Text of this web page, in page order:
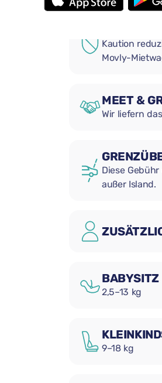
Kaution
Movly-
MEET &
Wir liefern
Diese
außer Island.
BABYSITZ
2,5–13 kg
9–18 kg